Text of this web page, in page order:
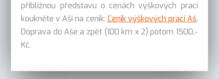
přibližnou představu o cenách výškových prací
koukněte v Aši na ceník: Ceník výškových prací Aš.
Doprava do Aše a zpět (100 km x 2) potom 1500,-
Kč.